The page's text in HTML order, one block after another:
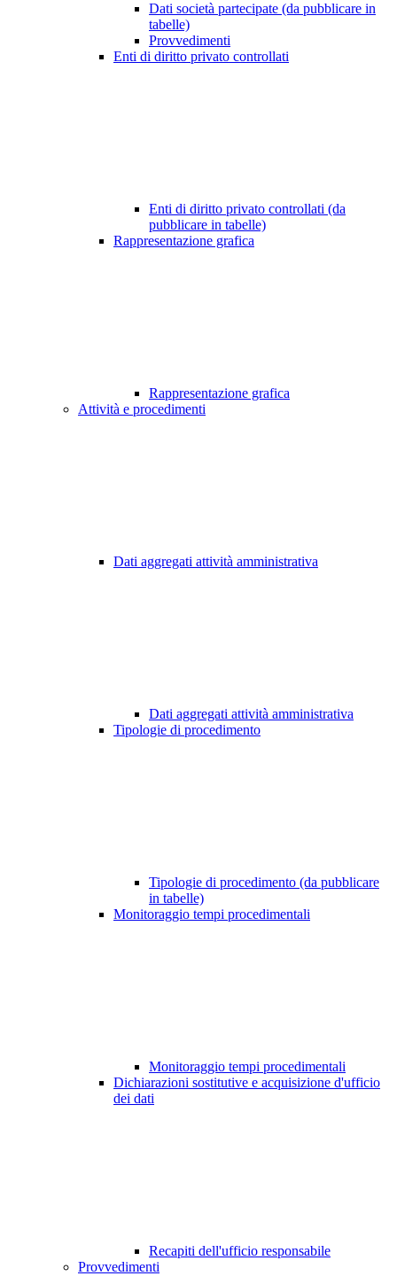
Dati società partecipate (da pubblicare in
tabelle)
Provvedimenti
Enti di diritto privato controllati
Enti di diritto privato controllati (da
pubblicare in tabelle)
Rappresentazione grafica
Rappresentazione grafica
Attività e procedimenti
Dati aggregati attività amministrativa
Dati aggregati attività amministrativa
Tipologie di procedimento
Tipologie di procedimento (da pubblicare
in tabelle)
Monitoraggio tempi procedimentali
Monitoraggio tempi procedimentali
Dichiarazioni sostitutive e acquisizione d'ufficio
dei dati
Recapiti dell'ufficio responsabile
Provvedimenti